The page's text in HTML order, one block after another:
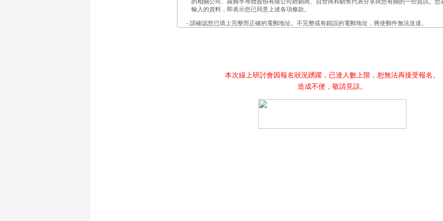
的相關公司、羅姆半導體股份有限公司經銷商、自營商和銷售代表分享與您有關的一些資訊。您
輸入的資料，即表示您已同意上述各項條款。
- 請確認您已填上完整而正確的電郵地址。不完整或有錯誤的電郵地址，將使郵件無法送達。
- 進行調查或分析，以開發並提供更好的產品和服務。
本次線上研討會因報名狀況踴躍，已達人數上限，恕無法再接受報名。
造成不便，敬請見諒。